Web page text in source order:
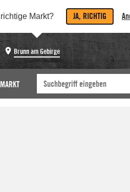
Markt? JA, RICHTIG
Brunn am Gebirge